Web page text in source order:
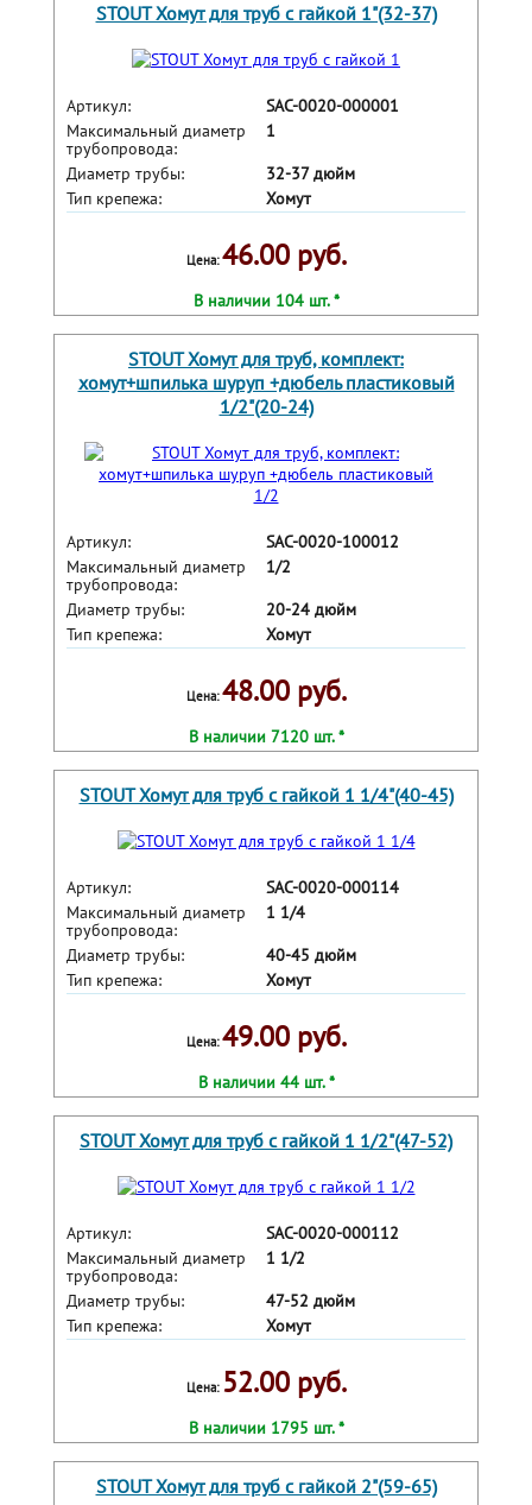
STOUT Хомут для труб с гайкой 1"(32-37)
Артикул:
SAC-0020-000001
Максимальный диаметр
трубопровода:
1
Диаметр трубы:
32-37 дюйм
Тип крепежа:
Хомут
Цена:46.00 руб.
В наличии 104 шт. *
STOUT Хомут для труб, комплект:
хомут+шпилька шуруп +дюбель пластиковый
1/2"(20-24)
Артикул:
SAC-0020-100012
Максимальный диаметр
трубопровода:
1/2
Диаметр трубы:
20-24 дюйм
Тип крепежа:
Хомут
Цена:48.00 руб.
В наличии 7120 шт. *
STOUT Хомут для труб с гайкой 1 1/4"(40-45)
Артикул:
SAC-0020-000114
Максимальный диаметр
трубопровода:
1 1/4
Диаметр трубы:
40-45 дюйм
Тип крепежа:
Хомут
Цена:49.00 руб.
В наличии 44 шт. *
STOUT Хомут для труб с гайкой 1 1/2"(47-52)
Артикул:
SAC-0020-000112
Максимальный диаметр
трубопровода:
1 1/2
Диаметр трубы:
47-52 дюйм
Тип крепежа:
Хомут
Цена: 52.00 руб.
В наличии 1795 шт. *
STOUT Хомут для труб с гайкой 2"(59-65)